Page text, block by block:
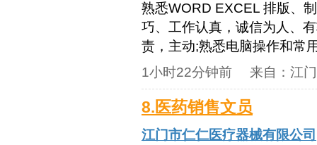
熟悉WORD EXCEL 排版、
巧、工作认真，诚信为人、
责，主动;熟悉电脑操作和常
1小时22分钟前 来自： 江
8.医药销售文员
江门市仁仁医疗器械有限公司